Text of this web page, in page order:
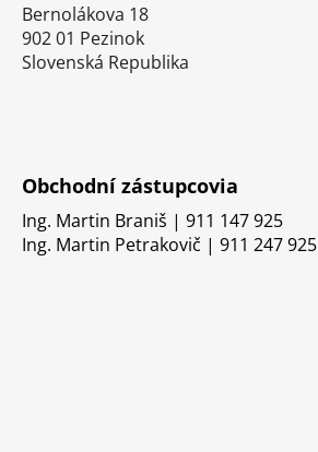
Bernolákova 18
902 01 Pezinok
Slovenská Republika
Obchodní zástupcovia
Ing. Martin Braniš | 911 147 925
Ing. Martin Petrakovič | 911 247 925